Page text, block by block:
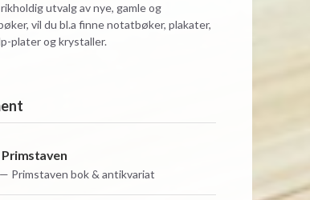
utvalg av nye, gamle og
vil du bl.a finne notatbøker, plakater,
plater og krystaller.
Primstaven bok & antikvariat